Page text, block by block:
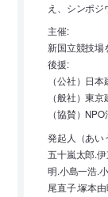
え、シンポジ
主催:
新国立競技場
後援:
（公社）日
（般社）東
（協賛）
発起人（あい
五十嵐太郎.
明.小島一浩.
尾直子.塚本